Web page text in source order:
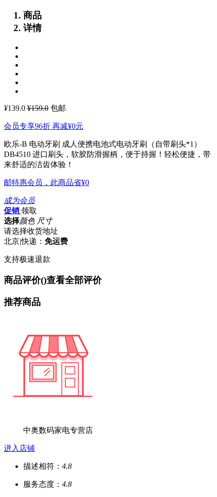
商品
详情
¥139.0 ¥159.0 包邮
会员专享96折 再减¥0元
欧乐-B 电动牙刷 成人便携电池式电动牙刷（自带刷头*1）
DB4510 进口刷头，软胶防滑握柄，便于持握！轻松便捷，带
来舒适的洁齿体验！
邮特惠会员，此商品省¥0
成为会员
促销 领取
选择颜色 尺寸
请选择收货地址
北京|快递： 免运费
支持极速退款
商品评价()查看全部评价
推荐商品
中奥数码家电专营店
进入店铺
描述相符： 4.8
服务态度： 4.8